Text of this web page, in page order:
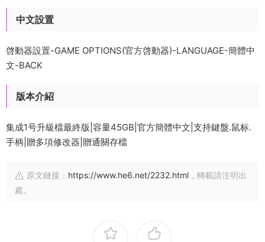
中文設置
啓動器設置-GAME OPTIONS(官方啓動器)-LANGUAGE-簡體中
文-BACK
版本介紹
集成1号升級檔最終版|容量45GB|官方簡體中文|支持鍵盤.鼠标.
手柄|贈多項修改器|贈通關存檔
原文鏈接： https://www.he6.net/2232.html ，轉載請注明出
處。